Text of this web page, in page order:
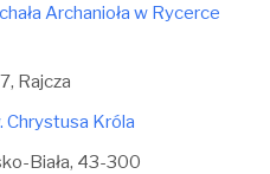
Archanioła w Rycerce
Rajcza
Chrystusa Króla
Biała, 43-300